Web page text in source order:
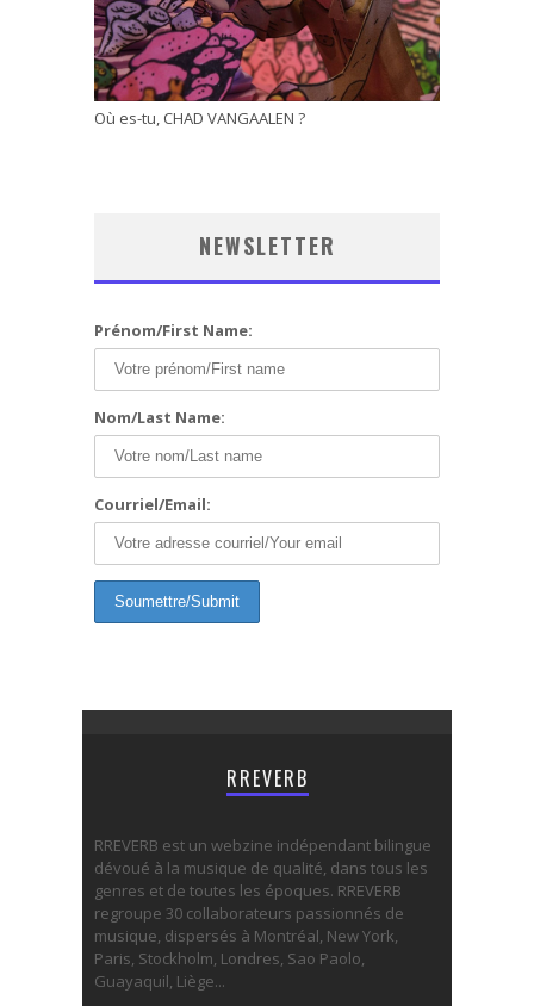
Où es-tu, CHAD VANGAALEN ?
NEWSLETTER
Prénom/First Name:
Nom/Last Name:
Courriel/Email:
RREVERB
RREVERB est un webzine indépendant bilingue
dévoué à la musique de qualité, dans tous les
genres et de toutes les époques. RREVERB
regroupe 30 collaborateurs passionnés de
musique, dispersés à Montréal, New York,
Paris, Stockholm, Londres, Sao Paolo,
Guayaquil, Liège...